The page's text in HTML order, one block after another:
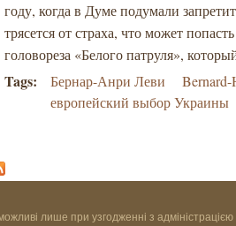
году, когда в Думе подумали
трясется от страха, что может
головореза «Белого патруля»,
Tags: Бернар-Анри Леви
европейский выбор Украины
лише при узгодженні з адміністрацією